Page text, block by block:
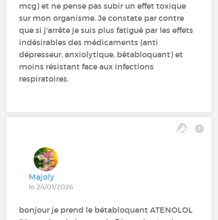
mcg) et ne pense pas subir un effet toxique
sur mon organisme. Je constate par contre
que si j'arrête je suis plus fatigué par les effets
indésirables des médicaments (anti
dépresseur, anxiolytique, bêtabloquant) et
moins résistant face aux infections
respiratoires.
Majoly
le 24/01/2026
bonjour je prend le bétabloquant ATENOLOL